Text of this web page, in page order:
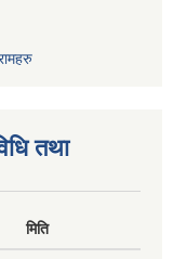
तथा
मिति